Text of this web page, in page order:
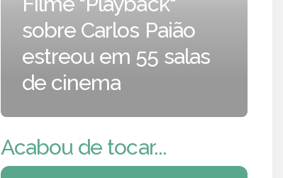
sobre Carlos Paião
estreou em 55 salas
de cinema
Acabou de tocar...